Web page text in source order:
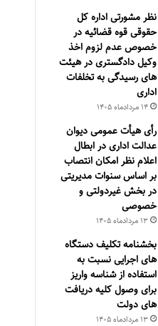
نظر مشورتی اداره کل
حقوقی قوه قضائیه در
خصوص عدم لزوم اخذ
وکیل دادگستری در هیئت
های رسیدگی به تخلفات
اداری
۱۴ مرداد‌ماه ۱۴۰۵
رأی هیأت عمومی دیوان
عدالت اداری در ابطال
اعلام نظر امکان انتصاب
بر اساس سنوات مدیریتی
در بخش غیردولتی و
خصوصی
۱۳ مرداد‌ماه ۱۴۰۵
بخشنامه تکلیف دستگاه
های اجرایی نسبت به
استفاده از شناسه واریز
برای وصول کلیه دریافت
های دولت
۱۳ مرداد‌ماه ۱۴۰۵